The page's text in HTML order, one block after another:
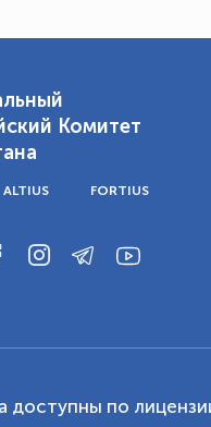
Комитет
ALTIUS FORTIUS
доступны по